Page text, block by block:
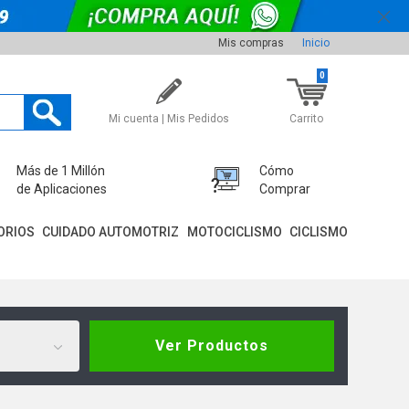
Mis compras Inicio
Mi cuenta | Mis Pedidos Carrito
0
Más de 1 Millón
de Aplicaciones
Cómo
Comprar
CUIDADO AUTOMOTRIZ MOTOCICLISMO CICLISMO
Ver Productos